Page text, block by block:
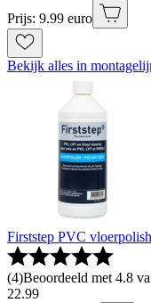
Prijs: 9.99 euro
Bekijk alles in
Firststep PVC
(4)Beoordeeld met 4.8
22.99